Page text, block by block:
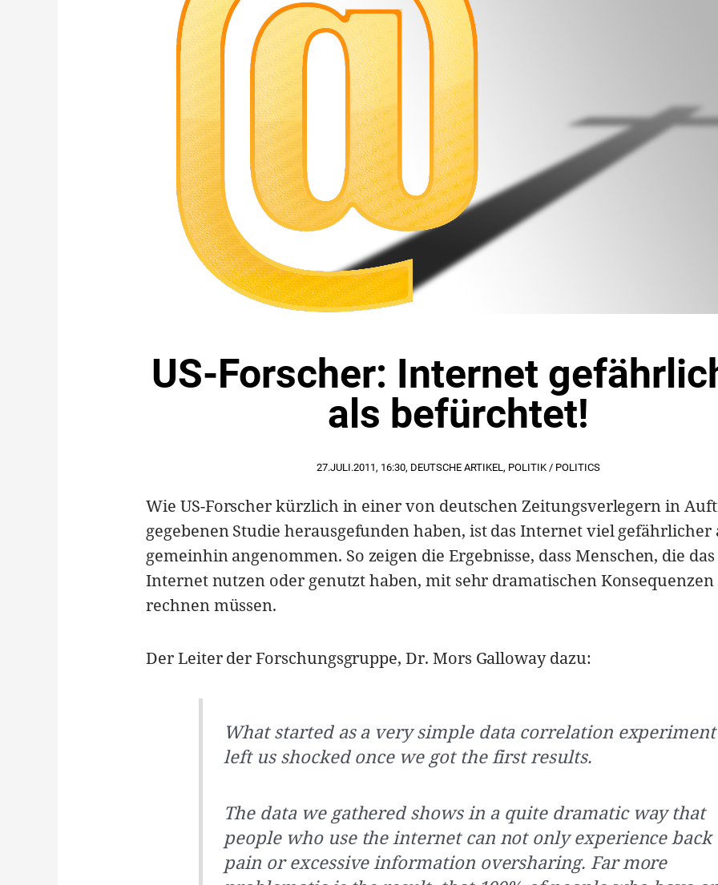
US-Forscher: Internet
als befürchtet!
27.JULI.2011, 16:30, DEUTSCHE ARTIKEL, POLITIK / POLITICS
Wie US-Forscher kürzlich in einer von deutschen Zeitungsverlegern in
gegebenen Studie herausgefunden haben, ist das Internet viel gefährlicher
gemeinhin angenommen. So zeigen die Ergebnisse, dass Menschen, die das
Internet nutzen oder genutzt haben, mit sehr dramatischen Konsequenzen
rechnen müssen.
Der Leiter der Forschungsgruppe, Dr. Mors Galloway dazu:
What started as a very simple data correlation experiment
left us shocked once we got the first results.
The data we gathered shows in a quite dramatic way that
people who use the internet can not only experience back
pain or excessive information oversharing. Far more